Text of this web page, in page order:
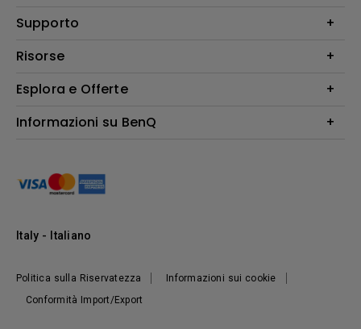
Illuminazione
Altoparlante
Education/Formazione
Supporto
Contatti
FAQ BenQ Shop
Returns BenQ Shop
Risorse
Find Your Perfect Projector
Centro informazioni
Esplora e Offerte
Events, Promotions & Webinars
Informazioni su BenQ
Responsabilità sociale d'impresa
Notizie
Politica sulla Riservatezza
Informazioni sui cookie
Conformità Import/Export
Italy - Italiano